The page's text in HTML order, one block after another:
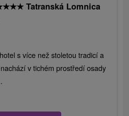
★★★ Tatranská Lomnica
s více než stoletou tradicí a
v tichém prostředí osady